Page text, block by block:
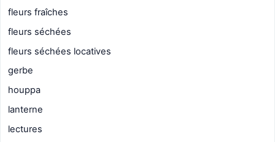
fleurs fraîches
fleurs séchées
fleurs séchées locatives
gerbe
houppa
lanterne
lectures